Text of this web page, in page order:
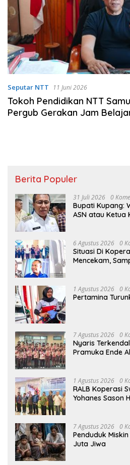
Seputar NTT 11 Juni 2026
Tokoh Pendidikan NTT
Pergub Gerakan Jam
Berita Populer
31 Juli 2026 0
Bupati Kupang:
ASN atau Ketua
6 Agustus 2026 0
Situasi Di
Mencekam,
1 Agustus 2026 0
Pertamina
7 Agustus 2026 0
Nyaris
Pramuka Ende
1 Agustus 2026 0
RALB Koperasi
Yohanes Sason
7 Agustus 2026 0
Penduduk
Juta Jiwa